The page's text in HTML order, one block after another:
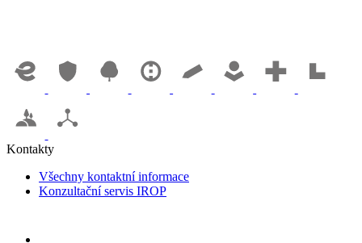
Kontakty
Všechny kontaktní informace
Konzultační servis IROP